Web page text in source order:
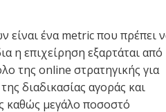
είναι ένα metric που πρέπει
η επιχείρηση εξαρτάται από
της online στρατηγικής για
διαδικασίας αγοράς και
καθώς μεγάλο ποσοστό